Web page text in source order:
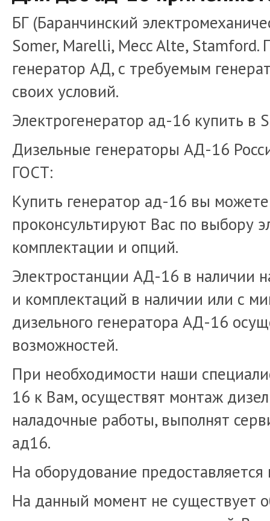
БГ (Баранчинский
Somer, Marelli, Mecc Alte,
генератор АД, с требуемым
своих условий.
Электрогенератор ад-16 купить в
Дизельные генераторы АД-16
ГОСТ:
Купить генератор ад-16 вы
проконсультируют Вас по выбору
комплектации и опций.
Электростанции АД-16 в наличии
и комплектаций в наличии или с
дизельного генератора АД-16
возможностей.
При необходимости наши
16 к Вам, осуществят монтаж
наладочные работы, выполнят
ад16.
На оборудование предоставляется
На данный момент не существует